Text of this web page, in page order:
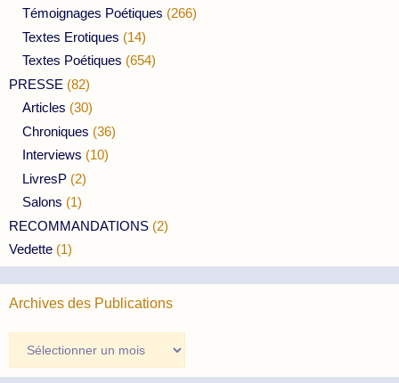
Témoignages Poétiques (266)
Textes Erotiques (14)
Textes Poétiques (654)
PRESSE (82)
Articles (30)
Chroniques (36)
Interviews (10)
LivresP (2)
Salons (1)
RECOMMANDATIONS (2)
Vedette (1)
Archives des Publications
des
Publications